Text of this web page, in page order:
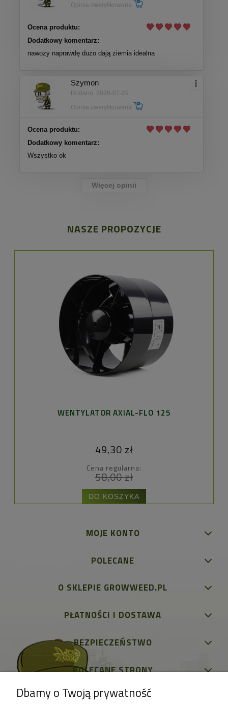
Opinia zweryfikowana
Ocena produktu:
Dodatkowy komentarz:
nawozy naprawdę dużo dają ziemia idealna
Szymon
Dodano: 2026-07-29
Opinia zweryfikowana
Ocena produktu:
Dodatkowy komentarz:
Wszystko ok
Więcej opinii
NASZE PROPOZYCJE
WENTYLATOR AXIAL-FLO 125
49,30 zł
Cena regularna:
58,00 zł
DO KOSZYKA
MOJE KONTO
POLECANE
O SKLEPIE GROWWEED.PL
PŁATNOŚCI I DOSTAWA
BEZPIECZEŃSTWO
POLECANE STRONY
Dbamy o Twoją prywatność